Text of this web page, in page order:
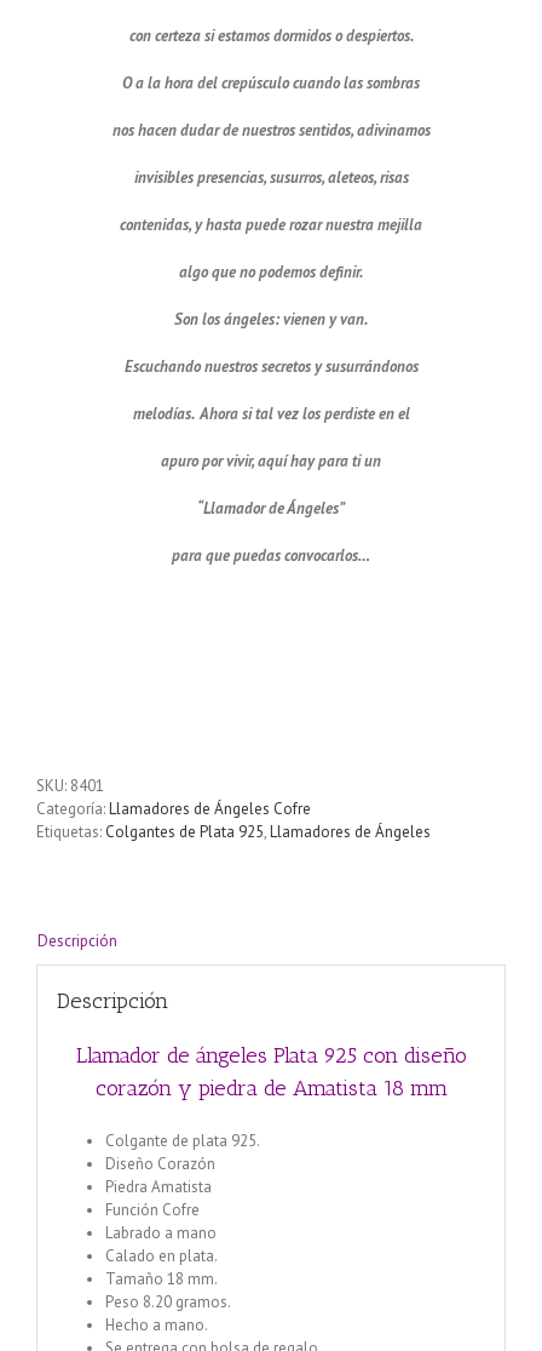
con certeza si estamos dormidos o despiertos.
O a la hora del crepúsculo cuando las sombras
nos hacen dudar de nuestros sentidos, adivinamos
invisibles presencias, susurros, aleteos, risas
contenidas, y hasta puede rozar nuestra mejilla
algo que no podemos definir.
Son los ángeles: vienen y van.
Escuchando nuestros secretos y susurrándonos
melodías. Ahora si tal vez los perdiste en el
apuro por vivir, aquí hay para ti un
“Llamador de Ángeles”
para que puedas convocarlos…
SKU: 8401
Categoría:Llamadores de Ángeles Cofre
Etiquetas: Colgantes de Plata 925,Llamadores de Ángeles
Descripción
Descripción
Llamador de ángeles Plata 925 con diseño
corazón y piedra de Amatista 18 mm
Colgante de plata 925.
Diseño Corazón
Piedra Amatista
Función Cofre
Labrado a mano
Calado en plata.
Tamaño 18 mm.
Peso 8.20 gramos.
Hecho a mano.